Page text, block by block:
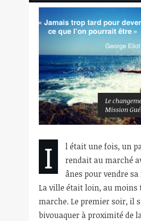
Le
Mission
I
l était une fois, un
rendait au marché
ânes pour vendre
La ville était loin, au moins
marche. Le premier soir, il
bivouaquer à proximité de